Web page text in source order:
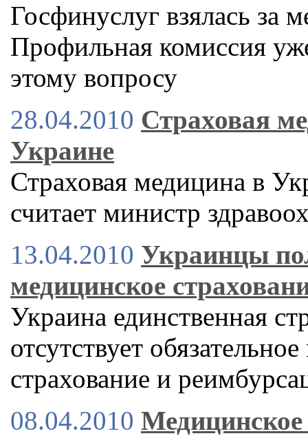
Госфинуслуг взялась за
Профильная комиссия
этому вопросу
28.04.2010 Страховая
Украине
Страховая медицина в
считает министр
13.04.2010 Украинцы
медицинское
Украина единственная
отсутствует
страхование и
08.04.2010 Медицинское